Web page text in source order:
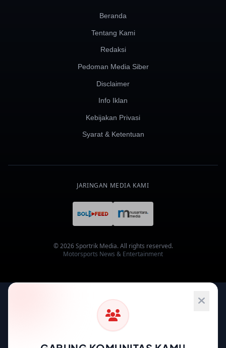
Beranda
Tentang Kami
Redaksi
Pedoman Media Siber
Disclaimer
Info Iklan
Kebijakan Privasi
Syarat & Ketentuan
JARINGAN MEDIA KAMI
© 2026 Sportrik Media. All rights reserved.
Motorsports News & Entertainment